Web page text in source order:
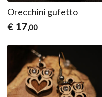
Orecchini gufetto
€ 17,00